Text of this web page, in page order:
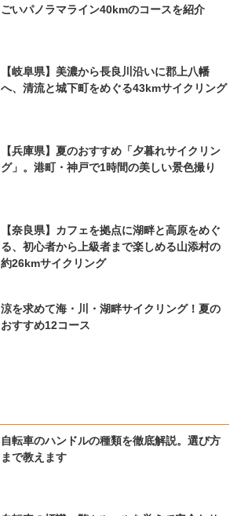
ごいパノラマライン40kmのコースを紹介
【岐阜県】美濃から長良川沿いに郡上八幡
へ、清流と城下町をめぐる43kmサイクリング
【兵庫県】夏のおすすめ「夕暮れサイクリン
グ」。港町・神戸で1時間の美しい景色撮り
【奈良県】カフェを拠点に湖畔と高原をめぐ
る、初心者から上級者まで楽しめる山添村の
約26kmサイクリング
涼を求めて海・川・湖畔サイクリング！夏の
おすすめ12コース
自転車のハンドルの種類を徹底解説。選び方
まで教えます